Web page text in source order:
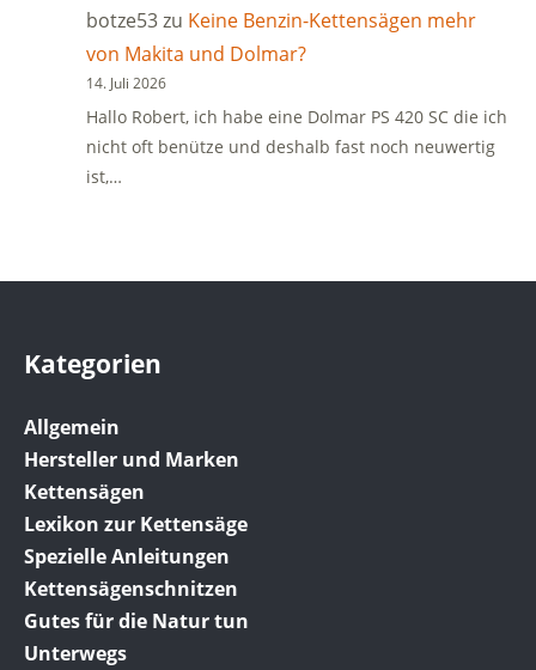
botze53zu Keine Benzin-Kettensägen mehr
von Makita und Dolmar?
14. Juli 2026
Hallo Robert, ich habe eine Dolmar PS 420 SC die ich
nicht oft benütze und deshalb fast noch neuwertig
ist,…
Kategorien
Allgemein
Hersteller und Marken
Kettensägen
Lexikon zur Kettensäge
Spezielle Anleitungen
Kettensägenschnitzen
Gutes für die Natur tun
Unterwegs